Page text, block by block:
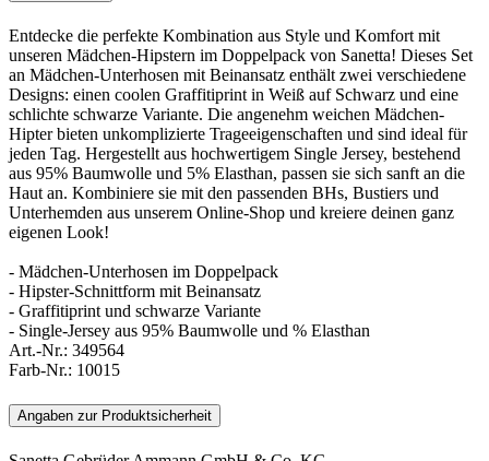
Entdecke die perfekte Kombination aus Style und Komfort mit
unseren Mädchen-Hipstern im Doppelpack von Sanetta! Dieses Set
an Mädchen-Unterhosen mit Beinansatz enthält zwei verschiedene
Designs: einen coolen Graffitiprint in Weiß auf Schwarz und eine
schlichte schwarze Variante. Die angenehm weichen Mädchen-
Hipter bieten unkomplizierte Trageeigenschaften und sind ideal für
jeden Tag. Hergestellt aus hochwertigem Single Jersey, bestehend
aus 95% Baumwolle und 5% Elasthan, passen sie sich sanft an die
Haut an. Kombiniere sie mit den passenden BHs, Bustiers und
Unterhemden aus unserem Online-Shop und kreiere deinen ganz
eigenen Look!
- Mädchen-Unterhosen im Doppelpack
- Hipster-Schnittform mit Beinansatz
- Graffitiprint und schwarze Variante
- Single-Jersey aus 95% Baumwolle und % Elasthan
Art.-Nr.: 349564
Farb-Nr.: 10015
Angaben zur Produktsicherheit